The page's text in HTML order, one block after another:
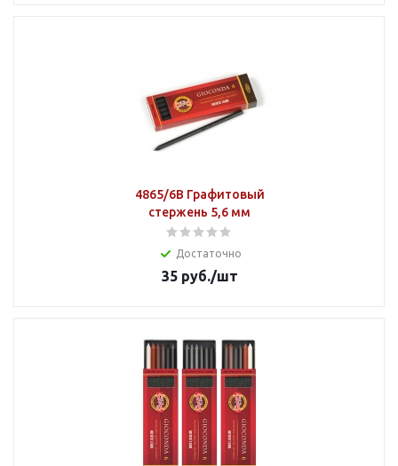
4865/6В Графитовый
стержень 5,6 мм
Достаточно
35руб./шт